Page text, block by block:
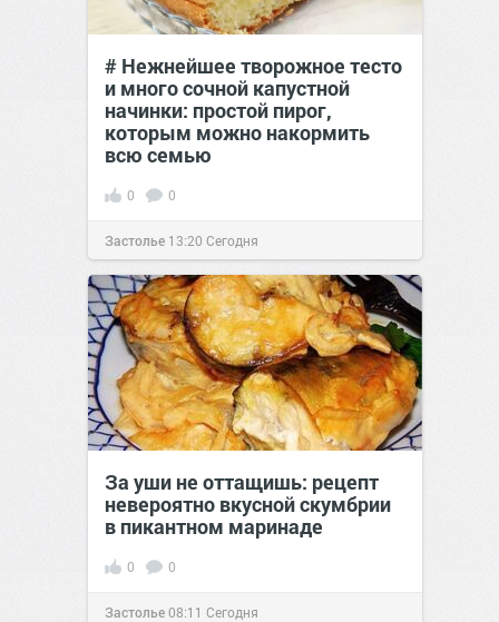
# Нежнейшее творожное тесто
и много сочной капустной
начинки: простой пирог,
которым можно накормить
всю семью
0 0
Застолье 13:20 Сегодня
За уши не оттащишь: рецепт
невероятно вкусной скумбрии
в пикантном маринаде
0 0
Застолье08:11 Сегодня